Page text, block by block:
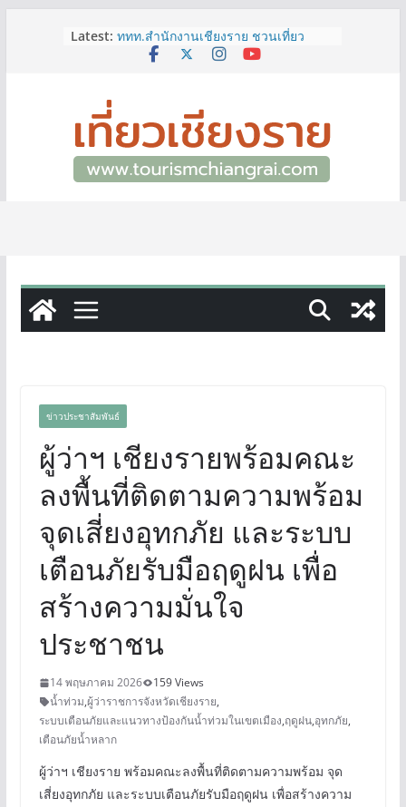
Latest: ททท.สำนักงานเชียงราย ชวนเที่ยว
เชียงรายหน้าฝน ให้ชุ่มฉ่ำหัวใจไปกับ
เลขสวย หมวด ขจ เปิดประมูลออนไลน์
แล้ววันนี้ เลขเด่น เลขมงคล ความหมาย
ดีมีให้เลือกหลากหลายทั้ง 301 หมายเลข
3 พิกัด ที่เที่ยวชมงานเทศกาลโล้ชิงช้า
ยกระดับตลาดสด 100 ปี สู่พิพิธภัณฑ์
ศิลปะมีชีวิต หนุนเศรษฐกิจสร้างสรรค์
ข่าวประชาสัมพันธ์
ผู้ว่าฯ เชียงรายพร้อมคณะ
ลงพื้นที่ติดตามความพร้อม
จุดเสี่ยงอุทกภัย และระบบ
เตือนภัยรับมือฤดูฝน เพื่อ
สร้างความมั่นใจ
ประชาชน
14 พฤษภาคม 2026
159 Views
น้ำท่วม,ผู้ว่าราชการจังหวัดเชียงราย,
ระบบเตือนภัยและแนวทางป้องกันน้ำท่วมในเขตเมือง,ฤดูฝน,อุทกภัย,
เตือนภัยน้ำหลาก
ผู้ว่าฯ เชียงราย พร้อมคณะลงพื้นที่ติดตามความพร้อม จุด
เสี่ยงอุทกภัย และระบบเตือนภัยรับมือฤดูฝน เพื่อสร้างความ